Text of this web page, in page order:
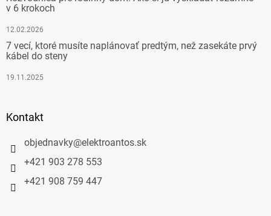
v 6 krokoch
12.02.2026
7 vecí, ktoré musíte naplánovať predtým, než zasekáte prvý
kábel do steny
19.11.2025
Kontakt
objednavky@elektroantos.sk
+421 903 278 553
+421 908 759 447